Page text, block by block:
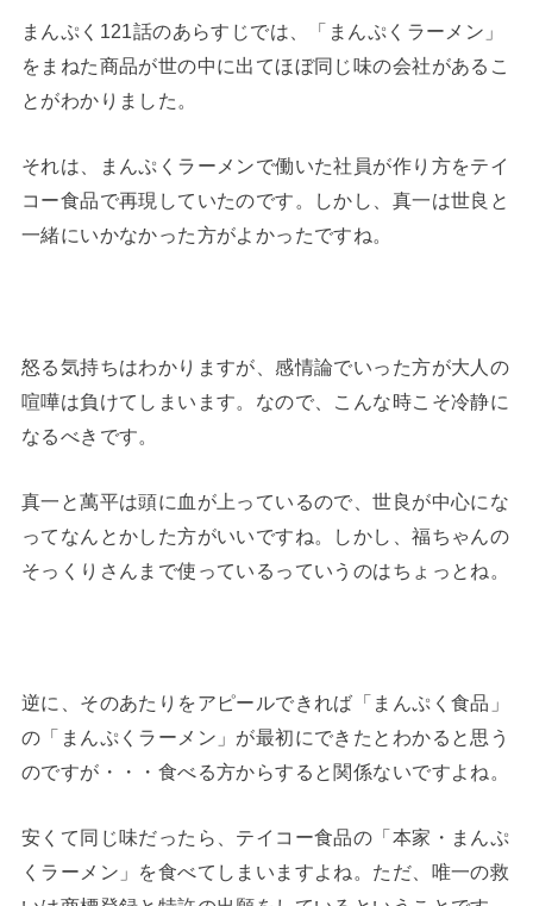
まんぷく121話のあらすじでは、「まんぷくラーメン」
をまねた商品が世の中に出てほぼ同じ味の会社があるこ
とがわかりました。
それは、まんぷくラーメンで働いた社員が作り方をテイ
コー食品で再現していたのです。しかし、真一は世良と
一緒にいかなかった方がよかったですね。
怒る気持ちはわかりますが、感情論でいった方が大人の
喧嘩は負けてしまいます。なので、こんな時こそ冷静に
なるべきです。
真一と萬平は頭に血が上っているので、世良が中心にな
ってなんとかした方がいいですね。しかし、福ちゃんの
そっくりさんまで使っているっていうのはちょっとね。
逆に、そのあたりをアピールできれば「まんぷく食品」
の「まんぷくラーメン」が最初にできたとわかると思う
のですが・・・食べる方からすると関係ないですよね。
安くて同じ味だったら、テイコー食品の「本家・まんぷ
くラーメン」を食べてしまいますよね。ただ、唯一の救